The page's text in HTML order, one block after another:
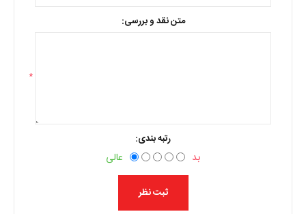
متن نقد و بررسی:
*
رتبه بندی:
بد عالی